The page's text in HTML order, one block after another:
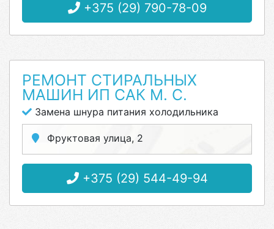
+375 (29) 790-78-09
РЕМОНТ СТИРАЛЬНЫХ
МАШИН ИП САК М. С.
Замена шнура питания холодильника
Фруктовая улица, 2
+375 (29) 544-49-94